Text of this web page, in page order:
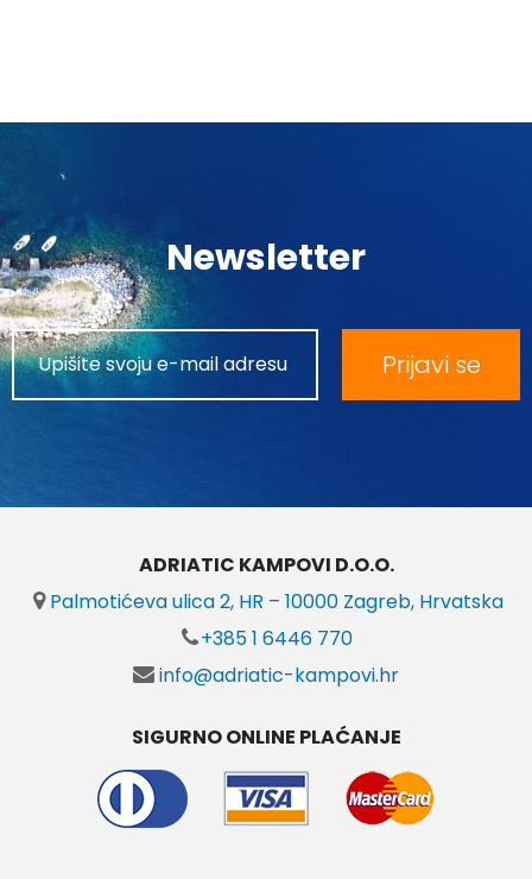
Newsletter
Prijavi se
ADRIATIC KAMPOVI D.O.O.
Palmotićeva ulica 2, HR – 10000 Zagreb, Hrvatska
+385 1 6446 770
info@adriatic-kampovi.hr
SIGURNO ONLINE PLAĆANJE